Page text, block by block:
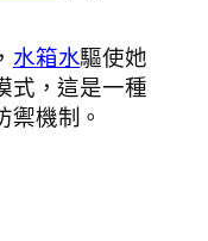
水箱水驅使她
式，這是一種
禦機制。